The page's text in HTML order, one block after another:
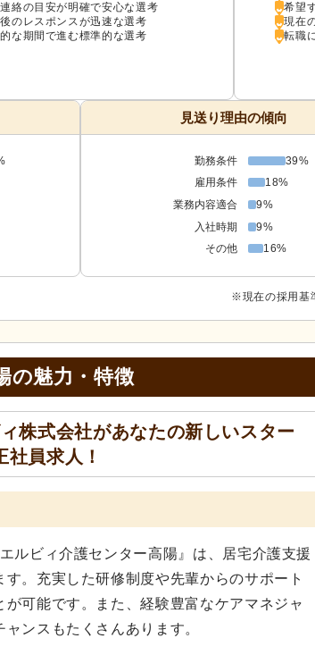
絡の目安が明確で安心な選考
のレスポンスが迅速な選考
な期間で進む標準的な選考
希望
現在
転職
見送り理由の傾向
勤務条件
39%
雇用条件
18%
業務内容適合
9%
入社時期
9%
その他
16%
※現在の採用基
の魅力・特徴
株式会社があなたの新しいスター
員求人！
ルビィ介護センター高陽』は、居宅介護支援
。充実した研修制度や先輩からのサポート
可能です。また、経験豊富なケアマネジャ
ンスもたくさんあります。